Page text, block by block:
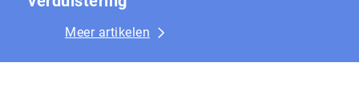
Meer artikelen